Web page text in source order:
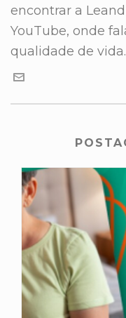
encontrar a
YouTube, onde
qualidade de vida.